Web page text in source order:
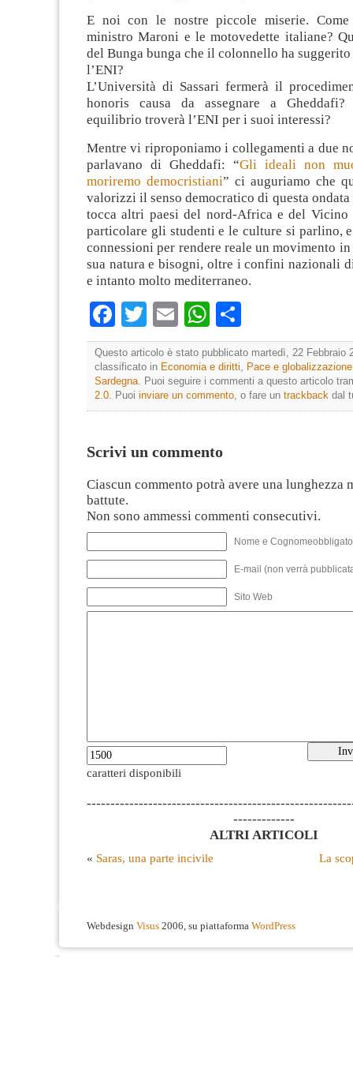
E noi con le nostre piccole miserie.
ministro Maroni e le motovedette italiane?
del Bunga bunga che il colonnello ha
l’ENI?
L’Università di Sassari fermerà il
honoris causa da assegnare a
equilibrio troverà l’ENI per i suoi interessi?
Mentre vi riproponiamo i collegamenti a due
parlavano di Gheddafi: “Gli ideali non
moriremo democristiani” ci auguriamo che
valorizzi il senso democratico di questa
tocca altri paesi del nord-Africa e del Vicino
particolare gli studenti e le culture si parlino,
connessioni per rendere reale un movimento
sua natura e bisogni, oltre i confini nazionali
e intanto molto mediterraneo.
Facebook
TwitterEmailWhatsApp
Questo articolo è stato pubblicato martedì, 22 Febbraio
classificato in Economia e diritti, Pace e globalizzazione
Sardegna. Puoi seguire i commenti a questo articolo
2.0. Puoi inviare un commento, o fare un trackback dal
Scrivi un commento
Ciascun commento potrà avere una lunghezza
battute.
Non sono ammessi commenti consecutivi.
Nome e
E-mail (non verrà
Sito Web
caratteri disponibili
-------------
ALTRI ARTICOLI
« Saras, una parte incivile La
Webdesign Visus 2006, su piattaforma WordPress